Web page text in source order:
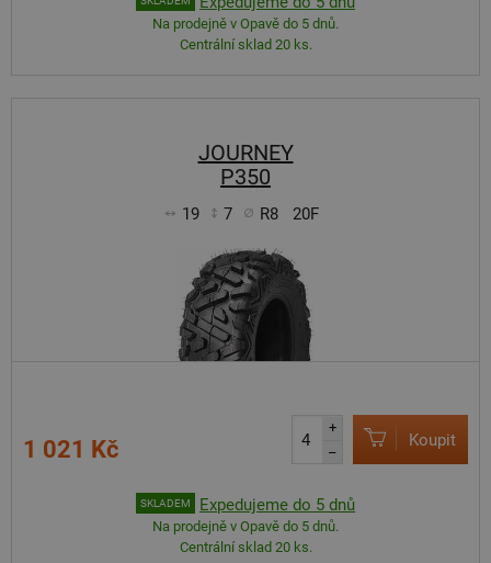
Na prodejně v Opavě do 5 dnů.
Centrální sklad 20 ks.
JOURNEY
P350
19 7 R8 20F
1 021 Kč
+
–
Koupit
SKLADEM Expedujeme do 5 dnů
Na prodejně v Opavě do 5 dnů.
Centrální sklad 20 ks.